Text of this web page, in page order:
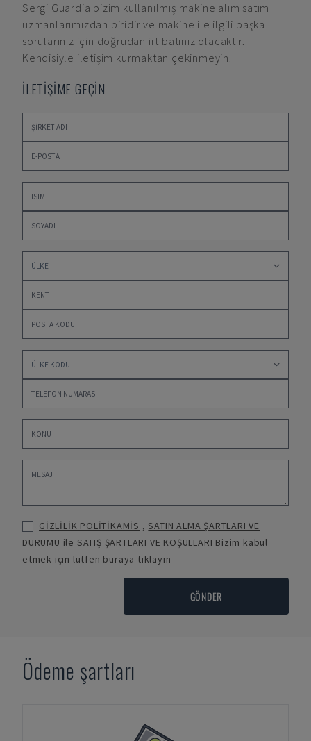
Sergi Guardia bizim kullanılmış makine alım satım
uzmanlarımızdan biridir ve makine ile ilgili başka
sorularınız için doğrudan irtibatınız olacaktır.
Kendisiyle iletişim kurmaktan çekinmeyin.
İLETİŞİME GEÇİN
GİZLİLİK POLİTİKAMİS ,SATIN ALMA ŞARTLARI VE
DURUMU ile SATIŞ ŞARTLARI VE KOŞULLARI Bizim kabul
etmek için lütfen buraya tıklayın
GÖNDER
Ödeme şartları